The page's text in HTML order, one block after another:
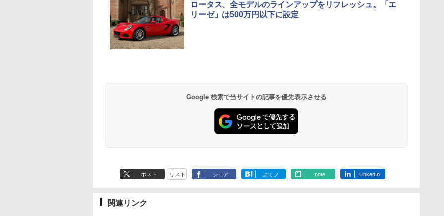
ロータス、全モデルのラインアップをリフレッシュ。「エ
リーゼ」は500万円以下に設定
Google 検索で当サイトの記事を優先表示させる
ポスト リスト シェア はてブ note LinkedIn
関連リンク